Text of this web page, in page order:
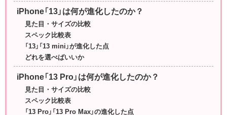
iPhone「13」は何が進化したのか？
見た目・サイズの比較
スペック比較表
「13」「13 mini」が進化した点
どれを選べばいいか
iPhone「13 Pro」は何が進化したのか？
見た目・サイズの比較
スペック比較表
「13 Pro」「13 Pro Max」の進化した点